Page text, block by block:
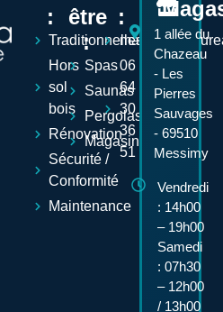
:
Traditionnelles
Hors
sol
bois
Rénovation
Sécurité /
Conformité
Maintenance
être
:
Spas
Saunas
Pergolas
Magasin
:
06
64
30
36
51
1 allée du
Chazeau
- Les
Pierres
Sauvages
- 69510
Messimy
Vendredi
: 14h00
– 19h00
Samedi
: 07h30
– 12h00
/ 13h00